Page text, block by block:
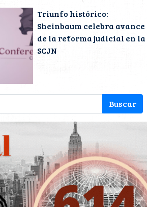
Triunfo histórico:
Sheinbaum celebra avance
de la reforma judicial en la
SCJN